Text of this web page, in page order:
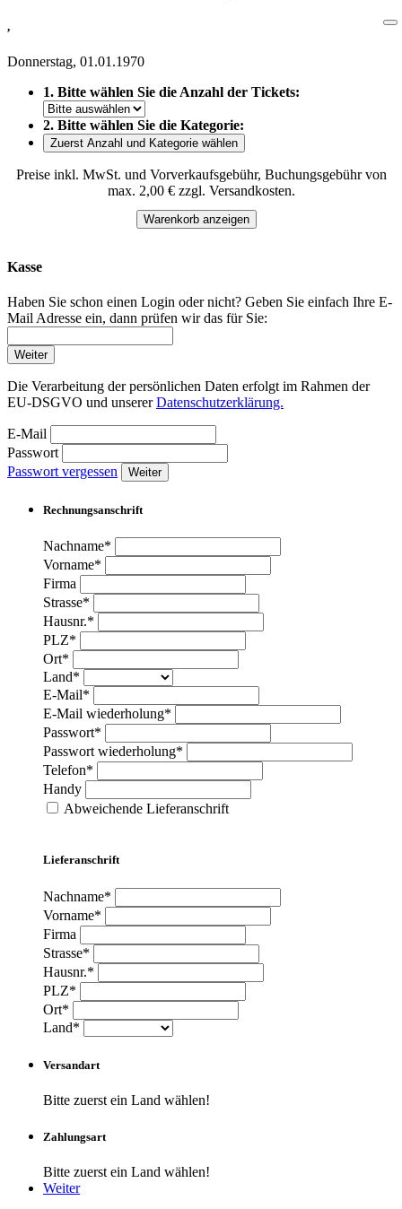
,
Donnerstag, 01.01.1970
1. Bitte wählen Sie die Anzahl der Tickets:
2. Bitte wählen Sie die Kategorie:
Zuerst Anzahl und Kategorie wählen
Preise inkl. MwSt. und Vorverkaufsgebühr, Buchungsgebühr von
max. 2,00 € zzgl. Versandkosten.
Warenkorb anzeigen
Kasse
Haben Sie schon einen Login oder nicht? Geben Sie einfach Ihre E-
Mail Adresse ein, dann prüfen wir das für Sie:
Weiter
Die Verarbeitung der persönlichen Daten erfolgt im Rahmen der
EU-DSGVO und unsererDatenschutzerklärung.
E-Mail
Passwort
Passwort vergessen
Weiter
Rechnungsanschrift
Nachname*
Vorname*
Firma
Strasse*
Hausnr.*
PLZ*
Ort*
Land*
E-Mail*
E-Mail wiederholung*
Passwort*
Passwort wiederholung*
Telefon*
Handy
Abweichende Lieferanschrift
Lieferanschrift
Nachname*
Vorname*
Firma
Strasse*
Hausnr.*
PLZ*
Ort*
Land*
Versandart
Bitte zuerst ein Land wählen!
Zahlungsart
Bitte zuerst ein Land wählen!
Weiter